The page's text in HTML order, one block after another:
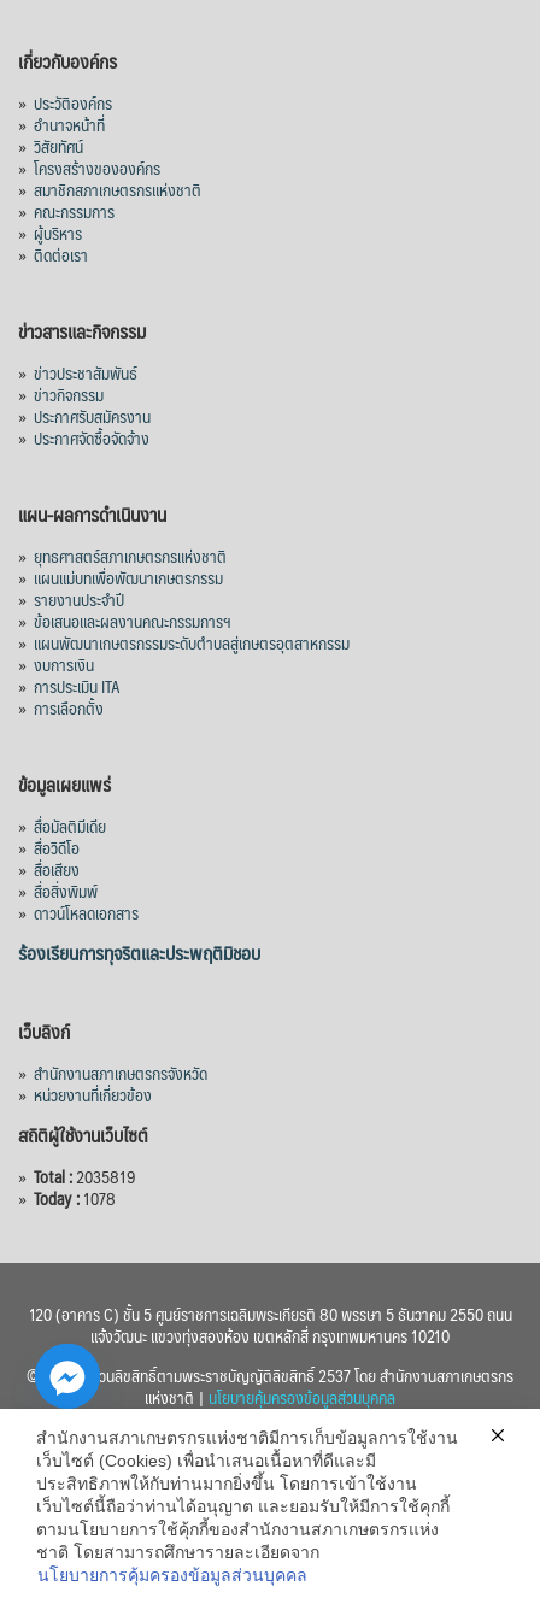
เกี่ยวกับองค์กร
» ประวัติองค์กร
» อำนาจหน้าที่
» วิสัยทัศน์
» โครงสร้างขององค์กร
» สมาชิกสภาเกษตรกรแห่งชาติ
» คณะกรรมการ
» ผู้บริหาร
» ติดต่อเรา
ข่าวสารและกิจกรรม
» ข่าวประชาสัมพันธ์
» ข่าวกิจกรรม
» ประกาศรับสมัครงาน
» ประกาศจัดซื้อจัดจ้าง
แผน-ผลการดำเนินงาน
» ยุทธศาสตร์สภาเกษตรกรแห่งชาติ
» แผนแม่บทเพื่อพัฒนาเกษตรกรรม
» รายงานประจำปี
» ข้อเสนอและผลงานคณะกรรมการฯ
» แผนพัฒนาเกษตรกรรมระดับตำบลสู่เกษตรอุตสาหกรรม
» งบการเงิน
» การประเมิน ITA
» การเลือกตั้ง
ข้อมูลเผยแพร่
» สื่อมัลติมีเดีย
» สื่อวิดีโอ
» สื่อเสียง
» สื่อสิ่งพิมพ์
» ดาวน์โหลดเอกสาร
ร้องเรียนการทุจริตและประพฤติมิชอบ
เว็บลิงก์
» สำนักงานสภาเกษตรกรจังหวัด
» หน่วยงานที่เกี่ยวข้อง
สถิติผู้ใช้งานเว็บไซต์
» Total :2035819
» Today :1078
120 (อาคาร C) ชั้น 5 ศูนย์ราชการเฉลิมพระเกียรติ 80 พรรษา 5 ธันวาคม 2550 ถนน
แจ้งวัฒนะ แขวงทุ่งสองห้อง เขตหลักสี่ กรุงเทพมหานคร 10210
© 2560 สงวนลิขสิทธิ์ตามพระราชบัญญัติลิขสิทธิ์ 2537 โดย สำนักงานสภาเกษตรกร
แห่งชาติ | นโยบายคุ้มครองข้อมูลส่วนบุคคล
สำนักงานสภาเกษตรกรแห่งชาติมีการเก็บข้อมูลการใช้งาน
เว็บไซต์ (Cookies) เพื่อนำเสนอเนื้อหาที่ดีและมี
ประสิทธิภาพให้กับท่านมากยิ่งขึ้น โดยการเข้าใช้งาน
เว็บไซต์นี้ถือว่าท่านได้อนุญาต และยอมรับให้มีการใช้คุกกี้
ตามนโยบายการใช้คุ้กกี้ของสำนักงานสภาเกษตรกรแห่ง
ชาติ โดยสามารถศึกษารายละเอียดจาก
นโยบายการคุ้มครองข้อมูลส่วนบุคคล
Hide
chaty